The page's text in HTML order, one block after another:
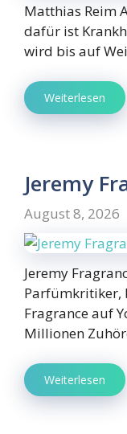
Matthias Reim
dafür ist
wird bis auf
Weiterlesen
Jeremy
August 8, 2026
Jeremy
Parfümkritiker,
Fragrance auf
Millionen
Weiterlesen